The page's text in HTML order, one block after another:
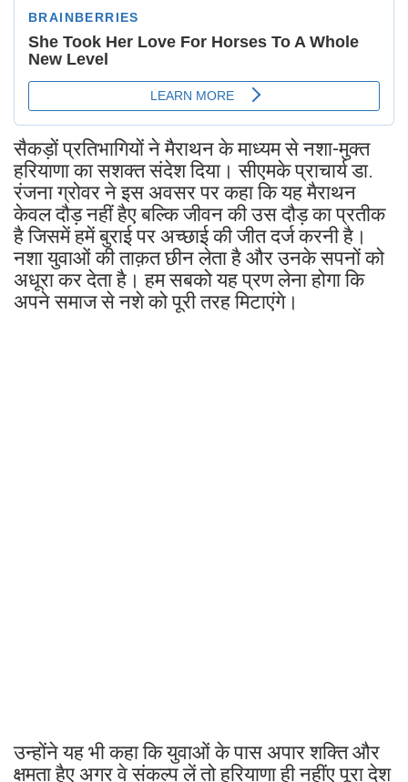
सैकड़ों प्रतिभागियों ने मैराथन के माध्यम से नशा-मुक्त
हरियाणा का सशक्त संदेश दिया। सीएमके प्राचार्य डा.
रंजना ग्रोवर ने इस अवसर पर कहा कि यह मैराथन
केवल दौड़ नहीं हैए बल्कि जीवन की उस दौड़ का प्रतीक
है जिसमें हमें बुराई पर अच्छाई की जीत दर्ज करनी है।
नशा युवाओं की ताक़त छीन लेता है और उनके सपनों को
अधूरा कर देता है। हम सबको यह प्रण लेना होगा कि
अपने समाज से नशे को पूरी तरह मिटाएंगे।
उन्होंने यह भी कहा कि युवाओं के पास अपार शक्ति और
क्षमता हैए अगर वे संकल्प लें तो हरियाणा ही नहींए पूरा देश